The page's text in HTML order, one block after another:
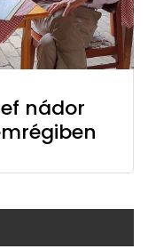
nádor